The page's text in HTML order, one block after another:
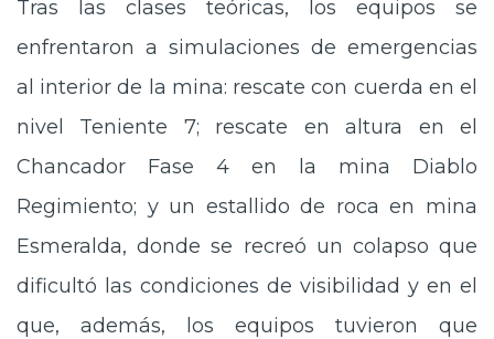
Tras las clases teóricas, los equipos se
enfrentaron a simulaciones de emergencias
al interior de la mina: rescate con cuerda en el
nivel Teniente 7; rescate en altura en el
Chancador Fase 4 en la mina Diablo
Regimiento; y un estallido de roca en mina
Esmeralda, donde se recreó un colapso que
dificultó las condiciones de visibilidad y en el
que, además, los equipos tuvieron que